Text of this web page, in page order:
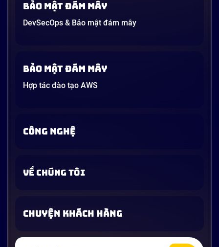
Bảo mật đám mây
DevSecOps & Bảo mật đám mây
Bảo mật đám mây
Hợp tác đào tạo AWS
CÔNG NGHỆ
VỀ CHÚNG TÔI
CHUYỆN KHÁCH HÀNG